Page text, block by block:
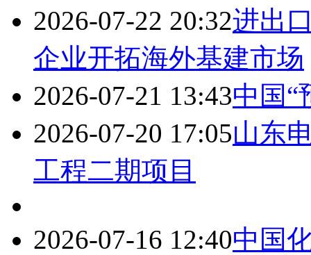
2026-07-22 20:32进出
企业开拓海外基建市场
2026-07-21 13:43中国“
2026-07-20 17:05山东
工程二期项目
2026-07-16 12:40中国